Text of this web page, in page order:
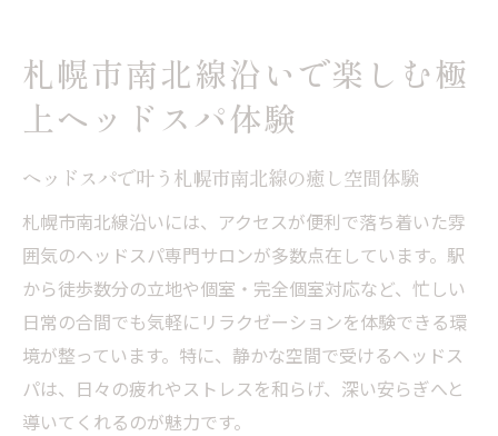
ト
ヘッドマッサージが頭皮環境に与える効果
ヘッドスパが睡眠改善に導く理由と魅力に迫る
ヘッドスパが睡眠改善に役立つ仕組みとは
札幌市南北線でヘッドスパが選ばれる理由
不眠に悩む方へヘッドスパの魅力を徹底解
説
睡眠の質を高めるヘッドスパ技術のポイン
ト
札幌市南北線沿いで楽しむ極
上ヘッドスパ体験
ヘッドスパで叶う札幌市南北線の癒し空間体験
札幌市南北線沿いには、アクセスが便利で落ち着いた雰
囲気のヘッドスパ専門サロンが多数点在しています。駅
から徒歩数分の立地や個室・完全個室対応など、忙しい
日常の合間でも気軽にリラクゼーションを体験できる環
境が整っています。特に、静かな空間で受けるヘッドス
パは、日々の疲れやストレスを和らげ、深い安らぎへと
導いてくれるのが魅力です。